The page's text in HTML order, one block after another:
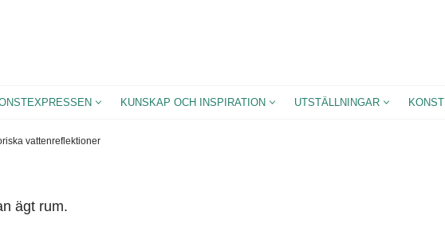
KUNSKAP OCH INSPIRATION UTSTÄLLNINGAR
vattenreflektioner
ägt rum.